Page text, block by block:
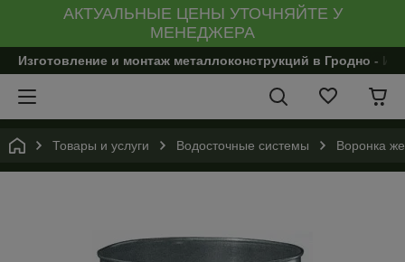
АКТУАЛЬНЫЕ ЦЕНЫ УТОЧНЯЙТЕ У
МЕНЕДЖЕРА
Изготовление и монтаж металлоконструкций в Гродно -
Товары и услуги Водосточные системы Воронка